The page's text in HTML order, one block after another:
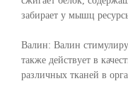
забирает у мышц
Валин: Валин
также действует в
различных тканей в